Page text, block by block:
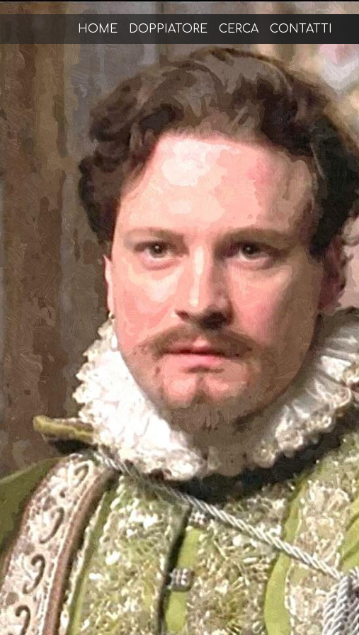
HOME DOPPIATORE CERCA CONTATTI